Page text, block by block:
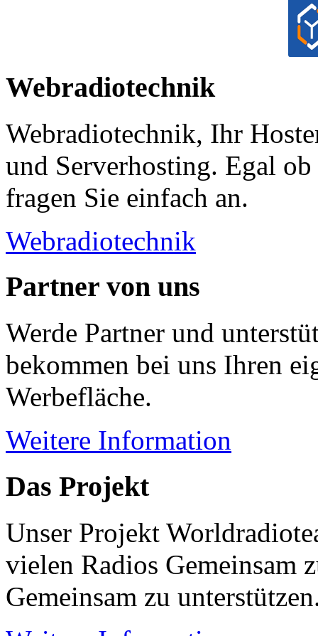
Webradiotechnik
Webradiotechnik, Ihr
und Serverhosting. Egal
fragen Sie einfach an.
Webradiotechnik
Partner von uns
Werde Partner und
bekommen bei uns Ihren
Werbefläche.
Weitere Information
Das Projekt
Unser Projekt
vielen Radios Gemeinsam
Gemeinsam zu